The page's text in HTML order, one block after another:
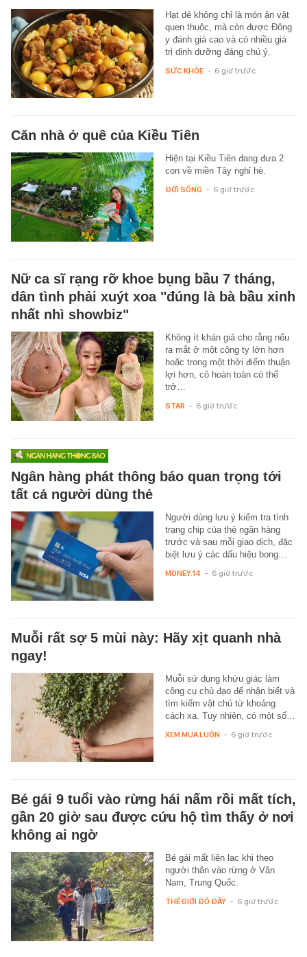
Hạt dẻ không chỉ là món ăn vặt
quen thuộc, mà còn được Đông
y đánh giá cao và có nhiều giá
trị dinh dưỡng đáng chú ý.
SỨC KHỎE - 6 giờ trước
Căn nhà ở quê của Kiều Tiên
Hiện tại Kiều Tiên đang đưa 2
con về miền Tây nghỉ hè.
ĐỜI SỐNG - 6 giờ trước
Nữ ca sĩ rạng rỡ khoe bụng bầu 7 tháng,
dân tình phải xuýt xoa "đúng là bà bầu xinh
nhất nhì showbiz"
Không ít khán giả cho rằng nếu
ra mắt ở một công ty lớn hơn
hoặc trong một thời điểm thuận
lợi hơn, cô hoàn toàn có thể
trở…
STAR - 6 giờ trước
Ngân hàng phát thông báo quan trọng tới
tất cả người dùng thẻ
Người dùng lưu ý kiểm tra tình
trạng chip của thẻ ngân hàng
trước và sau mỗi giao dịch, đặc
biệt lưu ý các dấu hiệu bong…
MONEY.14 - 6 giờ trước
Muỗi rất sợ 5 mùi này: Hãy xịt quanh nhà
ngay!
Muỗi sử dụng khứu giác làm
công cụ chủ đạo để nhận biết và
tìm kiếm vật chủ từ khoảng
cách xa. Tuy nhiên, có một số…
XEM MUA LUÔN - 6 giờ trước
Bé gái 9 tuổi vào rừng hái nấm rồi mất tích,
gần 20 giờ sau được cứu hộ tìm thấy ở nơi
không ai ngờ
Bé gái mất liên lạc khi theo
người thân vào rừng ở Vân
Nam, Trung Quốc.
THẾ GIỚI ĐÓ ĐÂY - 6 giờ trước